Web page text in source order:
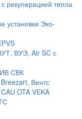
рекуперацией тепла
установки Эко-
ВУЭ, Air SC с
СВК
Вентс
OTA VEKA